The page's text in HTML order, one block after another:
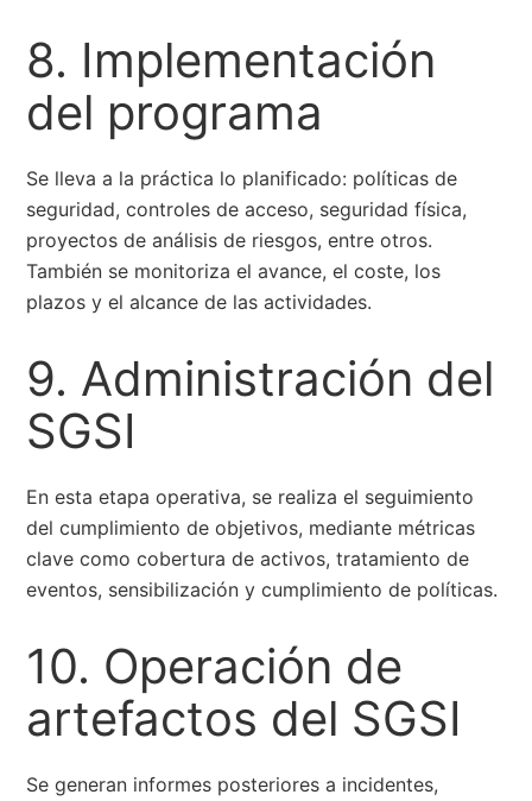
8. Implementación
del programa
Se lleva a la práctica lo planificado: políticas de
seguridad, controles de acceso, seguridad física,
proyectos de análisis de riesgos, entre otros.
También se monitoriza el avance, el coste, los
plazos y el alcance de las actividades.
9. Administración del
SGSI
En esta etapa operativa, se realiza el seguimiento
del cumplimiento de objetivos, mediante métricas
clave como cobertura de activos, tratamiento de
eventos, sensibilización y cumplimiento de políticas.
10. Operación de
artefactos del SGSI
Se generan informes posteriores a incidentes,